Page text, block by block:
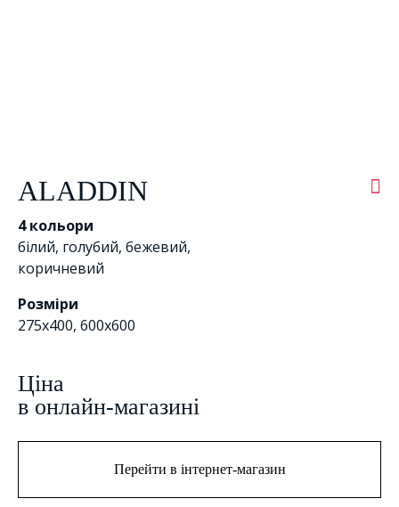
ALADDIN
4 кольори
білий, голубий, бежевий,
коричневий
Розміри
275х400, 600x600
Цiна
в онлайн-магазині
Перейти в інтернет-магазин